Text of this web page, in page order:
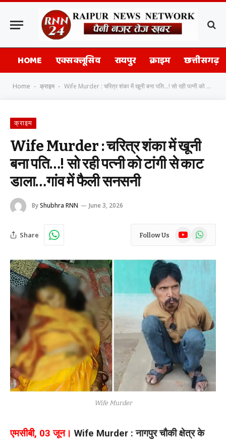
HOME एक्सक्लूसिव रायपुर क्राइम छत्तीसगढ़
Home - क्राइम - Wife Murder : चरित्र शंका में खूनी बना पति…! सो रही पत्नी को टांगी से काट डाला…गांव में फैली सनसनी
क्राइम
Wife Murder : चरित्र शंका में खूनी
बना पति…! सो रही पत्नी को टांगी से काट
डाला…गांव में फैली सनसनी
ByShubhra RNN June 3, 2026
Share Follow Us YouTubeWhatsApp
Wife Murder
एमसीबी, 03 जून। Wife Murder : नागपुर चौकी क्षेत्र के